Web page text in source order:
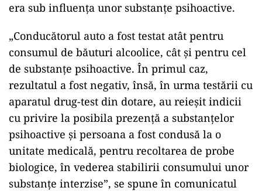
era sub influența unor substanțe psihoactive.
„Conducătorul auto a fost testat atât pentru
consumul de băuturi alcoolice, cât şi pentru cel
de substanţe psihoactive. În primul caz,
rezultatul a fost negativ, însă, în urma testării cu
aparatul drug-test din dotare, au reieşit indicii
cu privire la posibila prezenţă a substanţelor
psihoactive şi persoana a fost condusă la o
unitate medicală, pentru recoltarea de probe
biologice, în vederea stabilirii consumului unor
substanţe interzise”, se spune în comunicatul